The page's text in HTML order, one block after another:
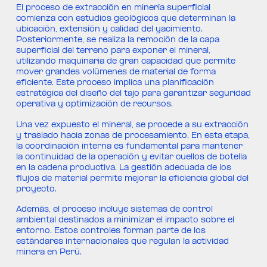
El proceso de extracción en minería superficial
comienza con estudios geológicos que determinan la
ubicación, extensión y calidad del yacimiento.
Posteriormente, se realiza la remoción de la capa
superficial del terreno para exponer el mineral,
utilizando maquinaria de gran capacidad que permite
mover grandes volúmenes de material de forma
eficiente. Este proceso implica una planificación
estratégica del diseño del tajo para garantizar seguridad
operativa y optimización de recursos.
Una vez expuesto el mineral, se procede a su extracción
y traslado hacia zonas de procesamiento. En esta etapa,
la coordinación interna es fundamental para mantener
la continuidad de la operación y evitar cuellos de botella
en la cadena productiva. La gestión adecuada de los
flujos de material permite mejorar la eficiencia global del
proyecto.
Además, el proceso incluye sistemas de control
ambiental destinados a minimizar el impacto sobre el
entorno. Estos controles forman parte de los
estándares internacionales que regulan la actividad
minera en Perú.